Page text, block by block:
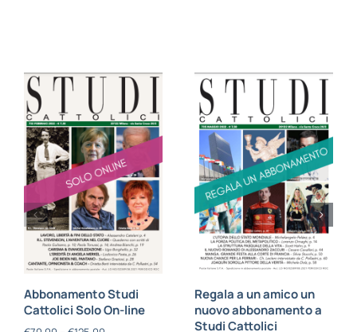
Abbonamento Studi
Cattolici Solo On-line
Regala a un amico un
nuovo abbonamento a
Studi Cattolici